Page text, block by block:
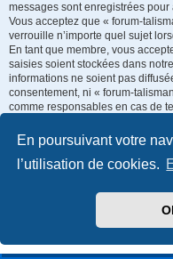
En poursuivant votre
l’utilisation de cookies.
messages sont enregistrées
Vous acceptez que « forum-
verrouille n’importe quel sujet
En tant que membre, vous
saisies soient stockées dans
informations ne soient pas
consentement, ni « forum-
comme responsables en cas de
Index du forum
Développé par